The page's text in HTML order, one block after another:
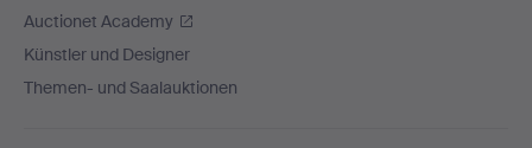
Auctionet Academy
Künstler und Designer
Themen- und Saalauktionen